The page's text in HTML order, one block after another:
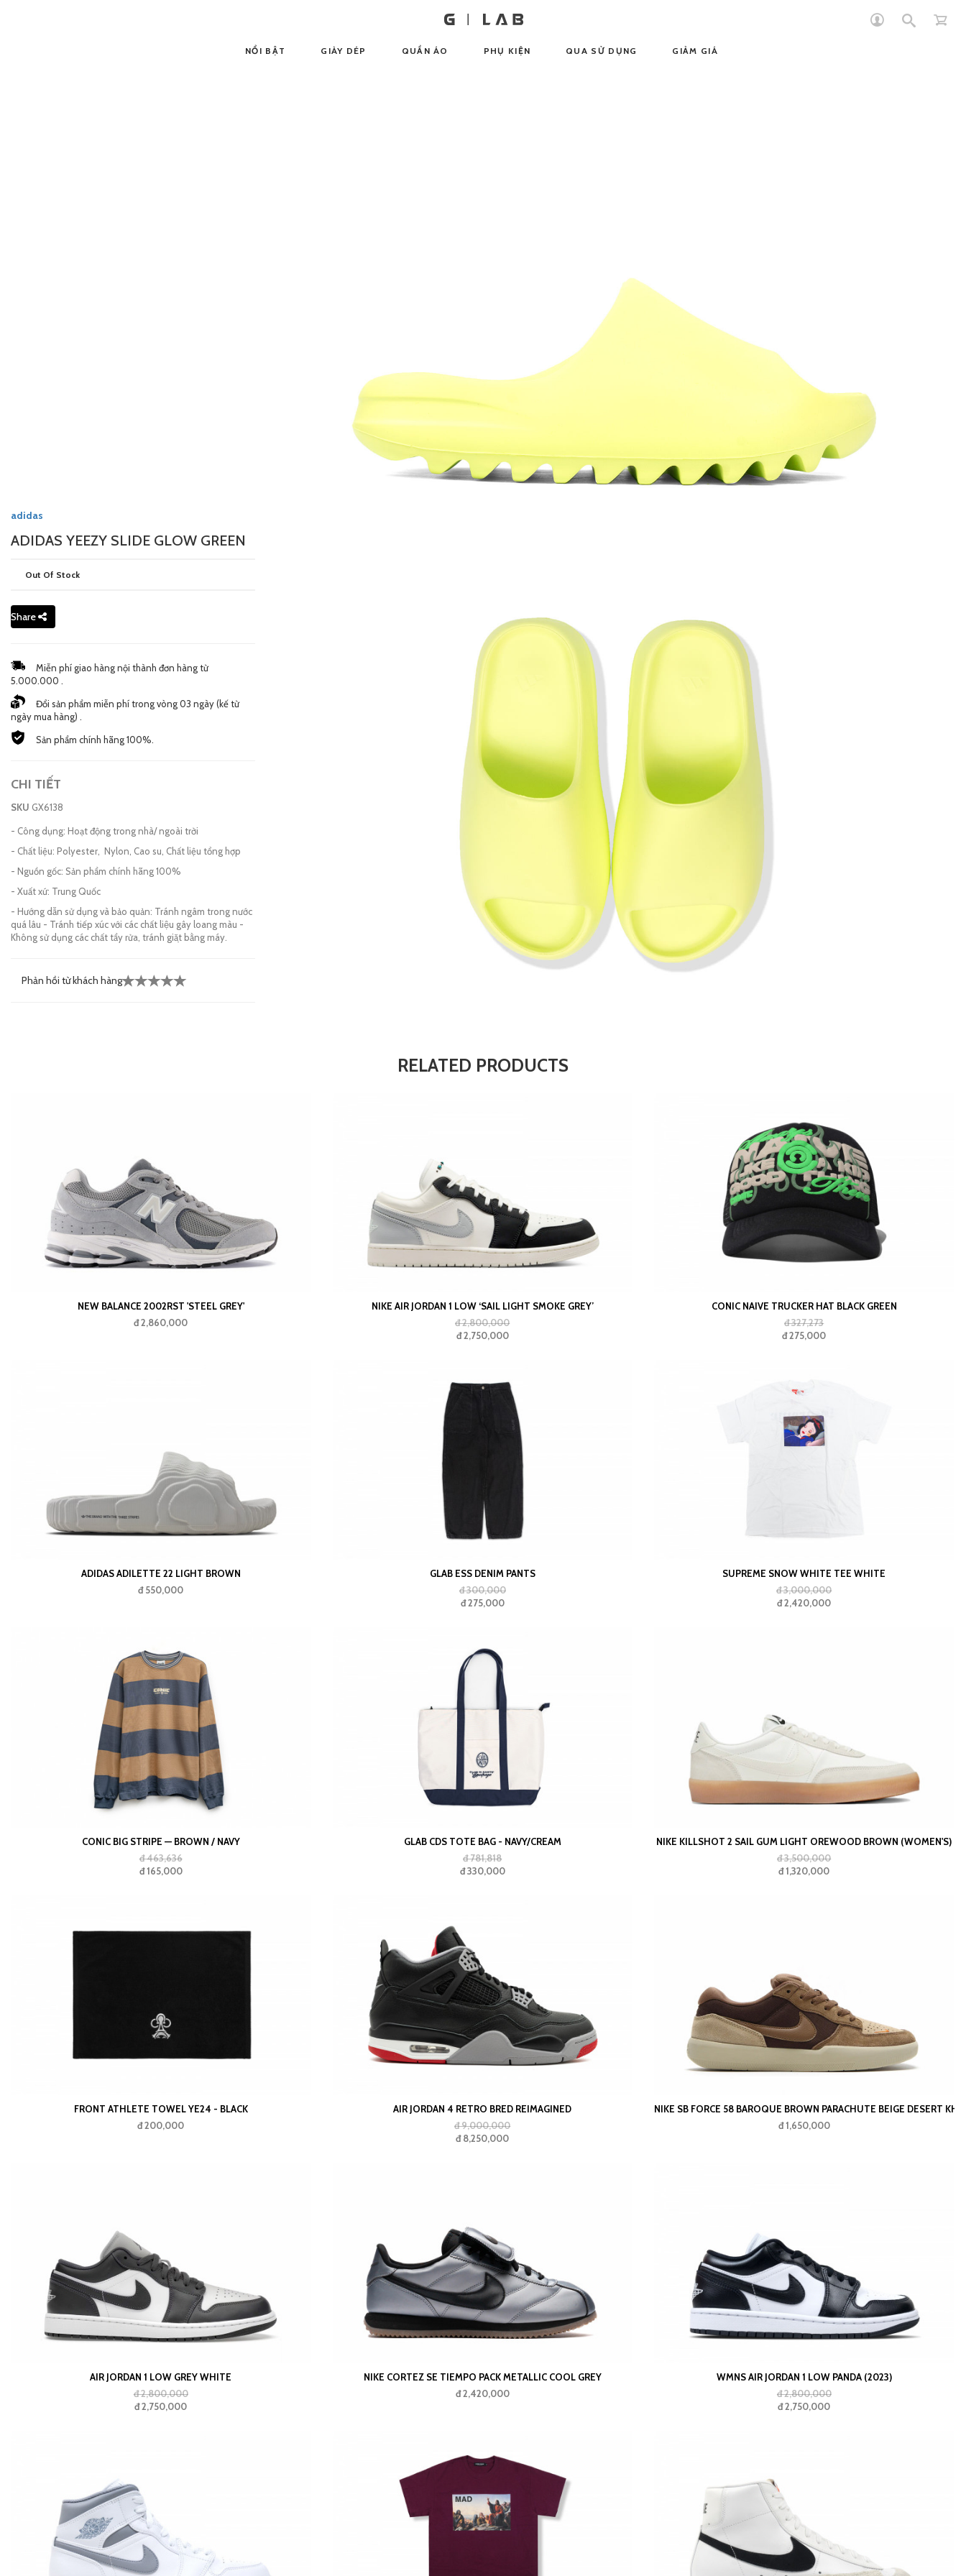
NỔI BẬT GIÀY DÉP QUẦN ÁO PHỤ KIỆN QUA SỬ DỤNG GIẢM GIÁ
adidas
ADIDAS YEEZY SLIDE GLOW GREEN
Out Of Stock
Share
Miễn phí giao hàng nội thành đơn hàng từ
5.000.000 .
Đổi sản phẩm miễn phí trong vòng 03 ngày (kế từ
ngày mua hàng) .
Sản phẩm chính hãng 100%.
CHI TIẾT
SKU GX6138
- Công dụng: Hoạt động trong nhà/ ngoài trời
- Chất liệu: Polyester, Nylon, Cao su, Chất liệu tổng hợp
- Nguồn gốc: Sản phẩm chính hãng 100%
- Xuất xứ: Trung Quốc
- Hướng dẫn sử dụng và bảo quản: Tránh ngâm trong nước
quá lâu - Tránh tiếp xúc với các chất liệu gây loang màu -
Không sử dụng các chất tẩy rửa, tránh giặt bằng máy.
Phản hồi từ khách hàng
RELATED PRODUCTS
NEW BALANCE 2002RST 'STEEL GREY'
đ 2,860,000
NIKE AIR JORDAN 1 LOW ‘SAIL LIGHT SMOKE GREY’
đ 2,800,000
đ 2,750,000
CONIC NAIVE TRUCKER HAT BLACK GREEN
đ 327,273
đ 275,000
ADIDAS ADILETTE 22 LIGHT BROWN
đ 550,000
GLAB ESS DENIM PANTS
đ 300,000
đ 275,000
SUPREME SNOW WHITE TEE WHITE
đ 3,000,000
đ 2,420,000
CONIC BIG STRIPE — BROWN / NAVY
đ 463,636
đ 165,000
GLAB CDS TOTE BAG - NAVY/CREAM
đ 781,818
đ 330,000
NIKE KILLSHOT 2 SAIL GUM LIGHT OREWOOD BROWN (WOMEN'S)
đ 3,500,000
đ 1,320,000
FRONT ATHLETE TOWEL YE24 - BLACK
đ 200,000
AIR JORDAN 4 RETRO BRED REIMAGINED
đ 9,000,000
đ 8,250,000
NIKE SB FORCE 58 BAROQUE BROWN PARACHUTE BEIGE DESERT
đ 1,650,000
AIR JORDAN 1 LOW GREY WHITE
đ 2,800,000
đ 2,750,000
NIKE CORTEZ SE TIEMPO PACK METALLIC COOL GREY
đ 2,420,000
WMNS AIR JORDAN 1 LOW PANDA (2023)
đ 2,800,000
đ 2,750,000